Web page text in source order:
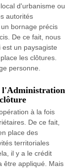
d'urbanisme ou
autorités
bornage précis
De ce fait, nous
un paysagiste
les clôtures.
personne.
l'Administration
à la fois
De ce fait,
place des
territoriales
il y a le crédit
être appliqué. Mais